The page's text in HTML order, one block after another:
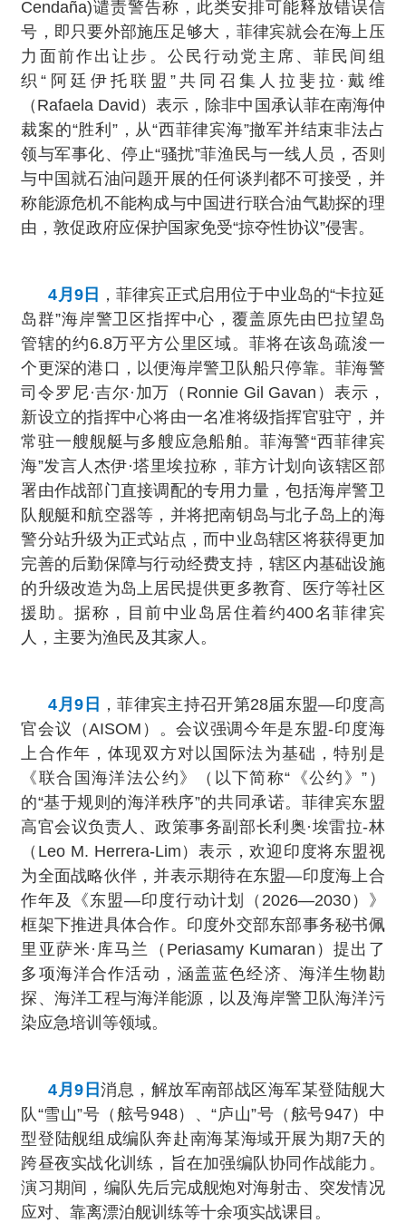
Cendaña)谴责警告称，此类安排可能释放错误信
号，即只要外部施压足够大，菲律宾就会在海上压
力面前作出让步。公民行动党主席、菲民间组
织“阿廷伊托联盟”共同召集人拉斐拉·戴维
（Rafaela David）表示，除非中国承认菲在南海仲
裁案的“胜利”，从“西菲律宾海”撤军并结束非法占
领与军事化、停止“骚扰”菲渔民与一线人员，否则
与中国就石油问题开展的任何谈判都不可接受，并
称能源危机不能构成与中国进行联合油气勘探的理
由，敦促政府应保护国家免受“掠夺性协议”侵害。
4月9日 ，菲律宾正式启用位于中业岛的“卡拉延
岛群”海岸警卫区指挥中心，覆盖原先由巴拉望岛
管辖的约6.8万平方公里区域。菲将在该岛疏浚一
个更深的港口，以便海岸警卫队船只停靠。菲海警
司令罗尼·吉尔·加万（Ronnie Gil Gavan）表示，
新设立的指挥中心将由一名准将级指挥官驻守，并
常驻一艘舰艇与多艘应急船舶。菲海警“西菲律宾
海”发言人杰伊·塔里埃拉称，菲方计划向该辖区部
署由作战部门直接调配的专用力量，包括海岸警卫
队舰艇和航空器等，并将把南钥岛与北子岛上的海
警分站升级为正式站点，而中业岛辖区将获得更加
完善的后勤保障与行动经费支持，辖区内基础设施
的升级改造为岛上居民提供更多教育、医疗等社区
援助。据称，目前中业岛居住着约400名菲律宾
人，主要为渔民及其家人。
4月9日 ，菲律宾主持召开第28届东盟—印度高
官会议（AISOM）。会议强调今年是东盟-印度海
上合作年，体现双方对以国际法为基础，特别是
《联合国海洋法公约》（以下简称“《公约》”）
的“基于规则的海洋秩序”的共同承诺。菲律宾东盟
高官会议负责人、政策事务副部长利奥·埃雷拉-林
（Leo M. Herrera-Lim）表示，欢迎印度将东盟视
为全面战略伙伴，并表示期待在东盟—印度海上合
作年及《东盟—印度行动计划（2026—2030）》
框架下推进具体合作。印度外交部东部事务秘书佩
里亚萨米·库马兰（Periasamy Kumaran）提出了
多项海洋合作活动，涵盖蓝色经济、海洋生物勘
探、海洋工程与海洋能源，以及海岸警卫队海洋污
染应急培训等领域。
4月9日消息，解放军南部战区海军某登陆舰大
队“雪山”号（舷号948）、“庐山”号（舷号947）中
型登陆舰组成编队奔赴南海某海域开展为期7天的
跨昼夜实战化训练，旨在加强编队协同作战能力。
演习期间，编队先后完成舰炮对海射击、突发情况
应对、靠离漂泊舰训练等十余项实战课目。